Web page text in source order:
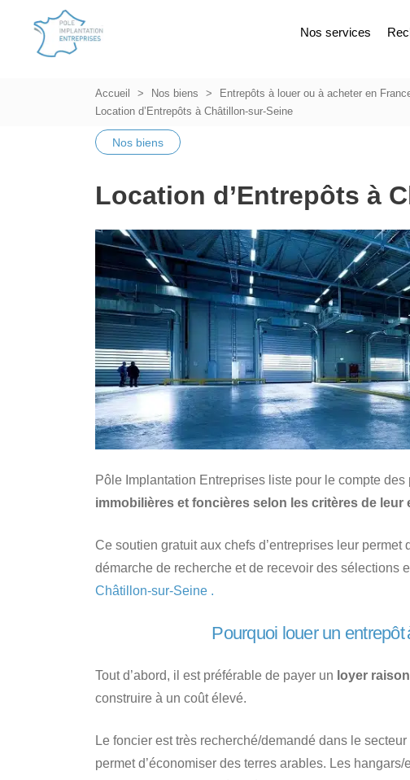
Nos services
Accueil Nos biens Entrepôts à louer ou à acheter en
Location d’Entrepôts à Châtillon-sur-Seine
Nos biens
Location d’Entrepôts à
Pôle Implantation Entreprises liste pour le compte des
immobilières et foncières selon les critères de leur
Ce soutien gratuit aux chefs d’entreprises leur
démarche de recherche et de recevoir des sélections
Châtillon-sur-Seine .
Pourquoi louer un
Tout d’abord, il est préférable de payer un loyer
construire à un coût élevé.
Le foncier est très recherché/demandé dans le
permet d’économiser des terres arables. Les